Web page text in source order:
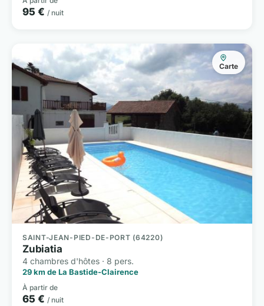
95 € / nuit
Carte
SAINT-JEAN-PIED-DE-PORT (64220)
Zubiatia
4 chambres d'hôtes · 8 pers.
29 km de La Bastide-Clairence
À partir de
65 € / nuit